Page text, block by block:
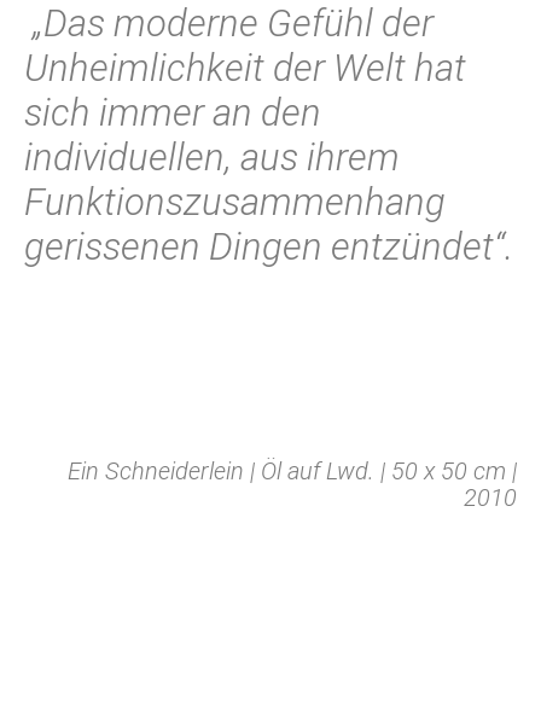
„Das moderne Gefühl der
Unheimlichkeit der Welt hat
sich immer an den
individuellen, aus ihrem
Funktionszusammenhang
gerissenen Dingen entzündet“.
Ein Schneiderlein | Öl auf Lwd. | 50 x 50 cm |
2010